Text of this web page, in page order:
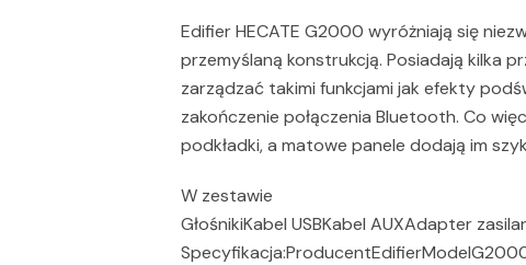
Edifier HECATE G2000 wyróżniają się
przemyślaną konstrukcją. Posiadają kilka
zarządzać takimi funkcjami jak efekty
zakończenie połączenia Bluetooth. Co
podkładki, a matowe panele dodają im
W zestawie
GłośnikiKabel USBKabel AUXAdapter